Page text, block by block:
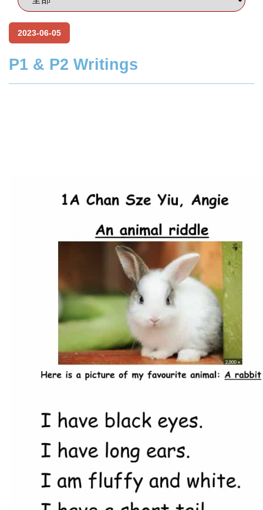
2023-06-05
P1 & P2 Writings